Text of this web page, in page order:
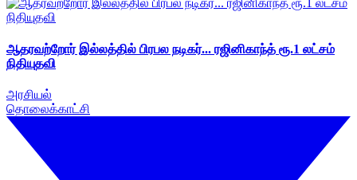
ஆதரவற்றோர் இல்லத்தில் பிரபல நடிகர்... ரஜினிகாந்த் ரூ.1 லட்சம்
நிதியுதவி
அரசியல்
தொலைக்காட்சி